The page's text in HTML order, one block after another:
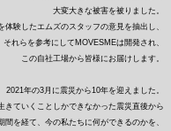
大変大きな被害を被りました。
体験したエムズのスタッフの意見を抽出し、
それらを参考にしてMOVESMEは開発され、
この自社工場から皆様にお届けします。
2021年の3月に震災から10年を迎えました。
きていくことしかできなかった震災直後から
間を経て、今の私たちに何ができるのかを、